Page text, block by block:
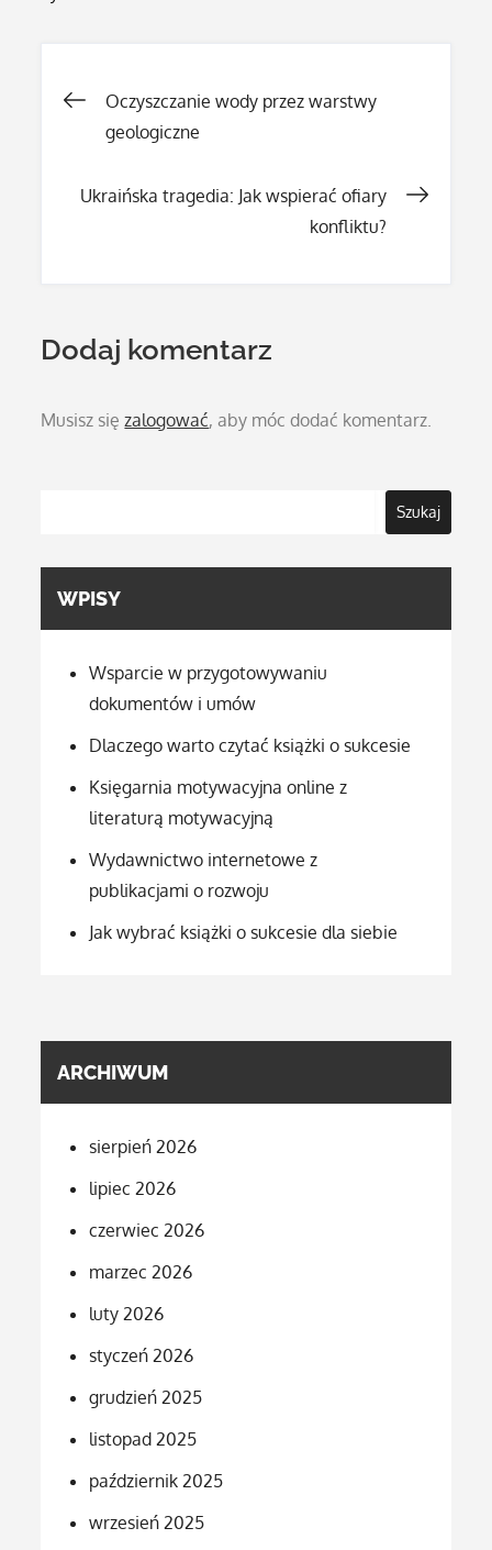
Nawigacja
Oczyszczanie wody przez warstwy
geologiczne
Ukraińska tragedia: Jak wspierać ofiary
konfliktu?
Dodaj komentarz
Musisz sięzalogować, aby móc dodać komentarz.
Szukaj
WPISY
Wsparcie w przygotowywaniu
dokumentów i umów
Dlaczego warto czytać książki o sukcesie
Księgarnia motywacyjna online z
literaturą motywacyjną
Wydawnictwo internetowe z
publikacjami o rozwoju
Jak wybrać książki o sukcesie dla siebie
ARCHIWUM
sierpień 2026
lipiec 2026
czerwiec 2026
marzec 2026
luty 2026
styczeń 2026
grudzień 2025
listopad 2025
październik 2025
wrzesień 2025